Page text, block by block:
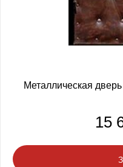
Металлическая
15